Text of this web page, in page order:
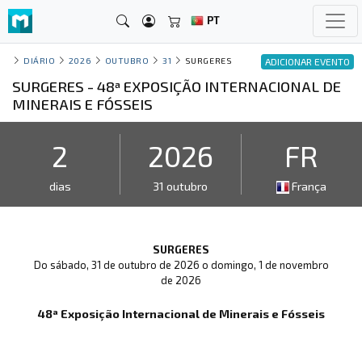
PT
ADICIONAR EVENTO
DIÁRIO 2026 OUTUBRO 31 SURGERES
SURGERES - 48ª EXPOSIÇÃO INTERNACIONAL DE
MINERAIS E FÓSSEIS
2
dias
2026
31 outubro
FR
França
SURGERES
Do sábado, 31 de outubro de 2026 o domingo, 1 de novembro
de 2026
48ª Exposição Internacional de Minerais e Fósseis